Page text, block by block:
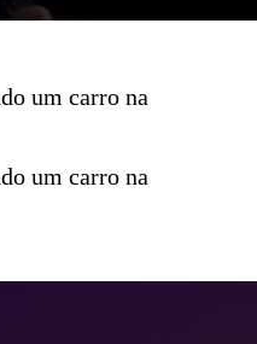
um carro na
um carro na